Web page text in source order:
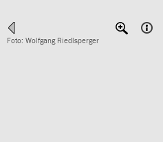
Foto: Wolfgang Riedlsperger